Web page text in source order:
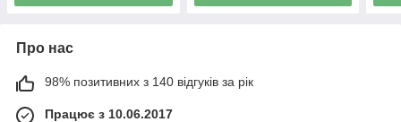
Про нас
98% позитивних з 140 відгуків за рік
Працює з 10.06.2017